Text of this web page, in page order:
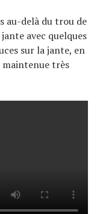
au-delà du trou de
avec quelques
sur la jante, en
maintenue très